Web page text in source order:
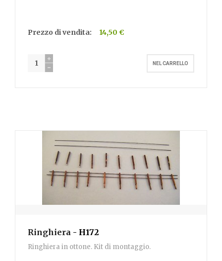
Prezzo di vendita: 14,50 €
Ringhiera - H172
Ringhiera in ottone. Kit di montaggio.